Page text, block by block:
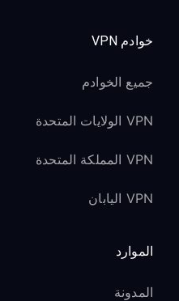
خوادم VPN
جميع الخوادم
VPN الولايات المتحدة
VPN المملكة المتحدة
VPN اليابان
الموارد
المدونة